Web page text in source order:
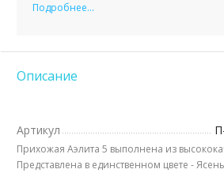
Подробнее...
Описание
Артикул
Прихожая Аэлита 5 выполнена из
Представлена в единственном цвете -